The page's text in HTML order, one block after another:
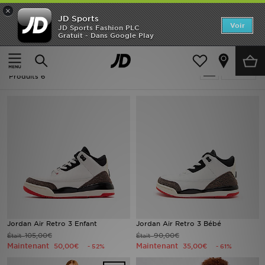
×
JD Sports
JD Sports Fashion PLC
Gratuit - Dans Google Play
Voir
Accueil
Soldes | Crème Jordan
Soldes | Crème Jordan
Produits 6
Jordan Air Retro 3 Enfant
Était105,00€
Maintenant 50,00€ - 52%
Jordan Air Retro 3 Bébé
Était90,00€
Maintenant 35,00€ - 61%
Accueil
Nouveautés
Homme
Marques
Sports